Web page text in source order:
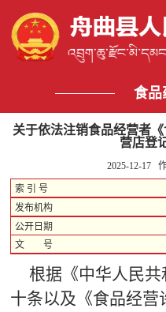
食品
关于依法注销食品经营者
营店登
2025-12-17
索 引 号
发布机构
公开日期
文 号
根据《中华人民
十条以及《食品经营